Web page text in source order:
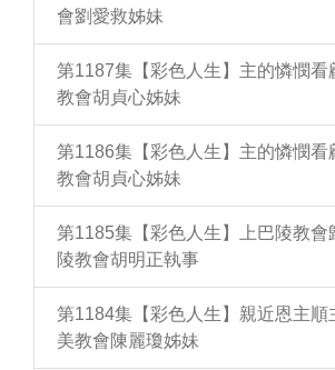
會劉愛救姊妹
第1187集【彩色人生】主的憐憫看
教會胡貞心姊妹
第1186集【彩色人生】主的憐憫看
教會胡貞心姊妹
第1185集【彩色人生】上巴陵教會
陵教會胡明正執事
第1184集【彩色人生】親近恩主順
美教會陳麗瓊姊妹